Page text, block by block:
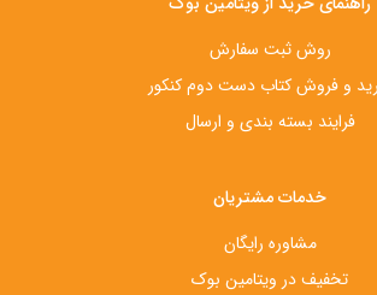
روش ثبت سفارش
و فروش کتاب دست‌ دوم کنکور
فرایند بسته بندی و ارسال
خدمات مشتریان
مشاوره رایگان
تخفیف در ویتامین بوک